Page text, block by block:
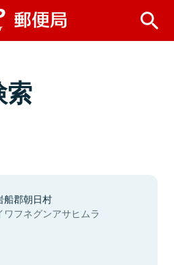
索
船郡朝日村
ワフネグンアサヒムラ